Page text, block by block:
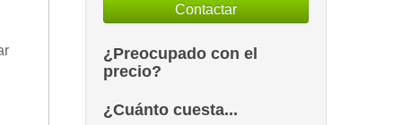
Contactar
¿Preocupado con el
precio?
¿Cuánto cuesta...